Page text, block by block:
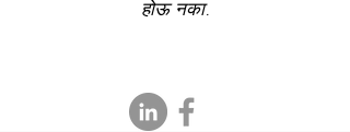
होऊ नका.